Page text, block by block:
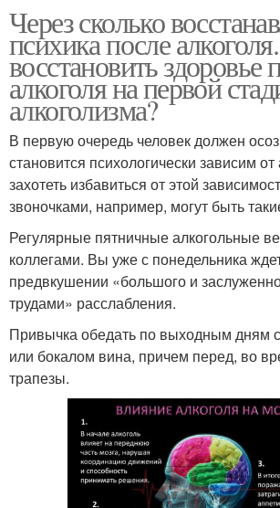
Через сколько
психика после
восстановить здоровье
алкоголя на первой
алкоголизма?
В первую очередь человек должен
становится психологически зависим от
захотеть избавиться от этой
звоночками, например, могут быть
Регулярные пятничные алкогольные
коллегами. Вы уже с понедельника
предвкушении «большого и
трудами» расслабления.
Привычка обедать по выходным дням
или бокалом вина, причем перед, во
трапезы.